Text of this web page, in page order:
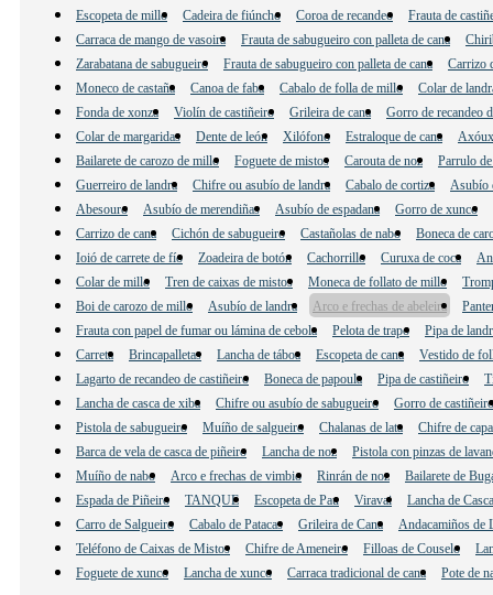
Escopeta de millo
Cadeira de fiúncho Coroa de recandeo
Frauta de
Carraca de mango de vasoira
Frauta de sabugueiro con palleta de cana
Zarabatana de sabugueiro
Frauta de sabugueiro con palleta de cana
Carrizo
Moneco de castaña
Canoa de faba Cabalo de folla de millo
Colar de
Fonda de xonza
Violín de castiñeiro Grileira de cana
Gorro de recandeo
Colar de margaridas
Dente de león Xilófono Estraloque de cana
Bailarete de carozo de millo
Foguete de mistos Carouta de noz
Parrulo
Guerreiro de landra
Chifre ou asubío de landra Cabalo de cortiza
Asubío
Abesouro
Asubío de merendiñas Asubío de espadana
Gorro de xunco
Carrizo de cana
Cichón de sabugueiro Castañolas de nabo
Boneca de
Ioió de carrete de fío
Zoadeira de botón Cachorrillo Curuxa de coca
Colar de millo
Tren de caixas de mistos Moneca de follato de millo
Boi de carozo de millo
Asubío de landra Arco e frechas de abeleira
Frauta con papel de fumar ou lámina de cebola
Pelota de trapo
Pipa de
Carreta
Brincapalletas Lancha de táboa Escopeta de cana
Vestido de
Lagarto de recandeo de castiñeiro
Boneca de papoula Pipa de castiñeiro
Lancha de casca de xiba
Chifre ou asubío de sabugueiro
Gorro de castiñeiro
Pistola de sabugueiro
Muíño de salgueiro Chalanas de lata
Chifre de
Barca de vela de casca de piñeiro
Lancha de noz
Pistola con pinzas de
Muíño de nabo
Arco e frechas de vimbio Rinrán de noz
Bailarete de
Espada de Piñeiro
TANQUE Escopeta de Pau Viravai
Lancha de
Carro de Salgueiro
Cabalo de Patacas Grileira de Cana
Andacamiños de
Teléfono de Caixas de Mistos
Chifre de Ameneiro Filloas de Couselo
Foguete de xunco
Lancha de xunco Carraca tradicional de cana Pote de